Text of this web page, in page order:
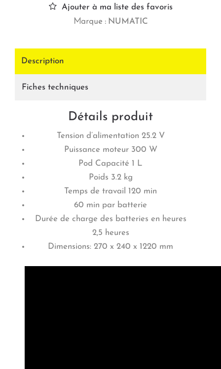
Ajouter à ma liste des favoris
Marque : NUMATIC
Description
Fiches techniques
Détails produit
Tension d’alimentation 25.2 V
Puissance moteur 300 W
Pod Capacité 1 L
Poids 3.2 kg
Temps de travail 120 min
60 min par batterie
Durée de charge des batteries en heures
2,5 heures
Dimensions: 270 x 240 x 1220 mm